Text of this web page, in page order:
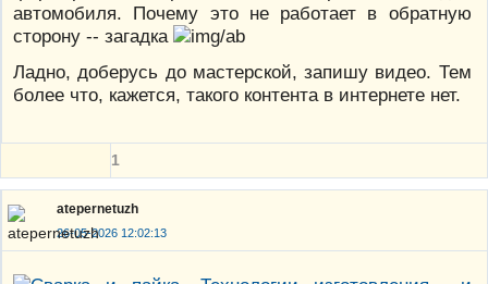
автомобиля. Почему это не работает в обратную
сторону -- загадка
Ладно, доберусь до мастерской, запишу видео. Тем
более что, кажется, такого контента в интернете нет.
1
atepernetuzh
26-05-2026 12:02:13